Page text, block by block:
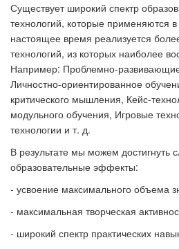
Существует широкий спектр
технологий, которые применяются
настоящее время реализуется
технологий, из которых наиболее
Например: Проблемно-
Личностно-ориентированное
критического мышления, Кейс-
модульного обучения, Игровые
технологии и т. д.
В результате мы можем достигнуть
образовательные эффекты:
- усвоение максимального объема
- максимальная творческая
- широкий спектр практических